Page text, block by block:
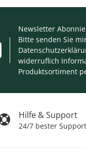
Hilfe & Support
24/7 bester Support
Newsletter
Bitte senden Sie
widerruflich
Produktsortiment